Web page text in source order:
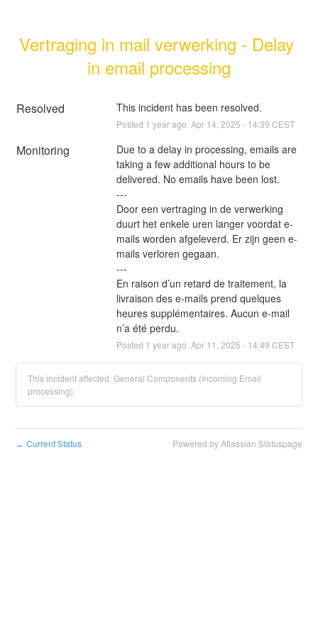
Vertraging in mail verwerking - Delay
in email processing
Resolved This incident has been resolved.
Posted 1 year ago. Apr 14 2025 - 14:39 CEST
Monitoring
Due to a delay in processing, emails are
taking a few additional hours to be
delivered. No emails have been lost.
---
Door een vertraging in de verwerking
duurt het enkele uren langer voordat e-
mails worden afgeleverd. Er zijn geen e-
mails verloren gegaan.
---
En raison d’un retard de traitement, la
livraison des e-mails prend quelques
heures supplémentaires. Aucun e-mail
n’a été perdu.
Posted 1 year ago. Apr 11 2025 - 14:49 CEST
This incident affected: General Components (Incoming Email
processing).
← Current Status Powered by Atlassian Statuspage